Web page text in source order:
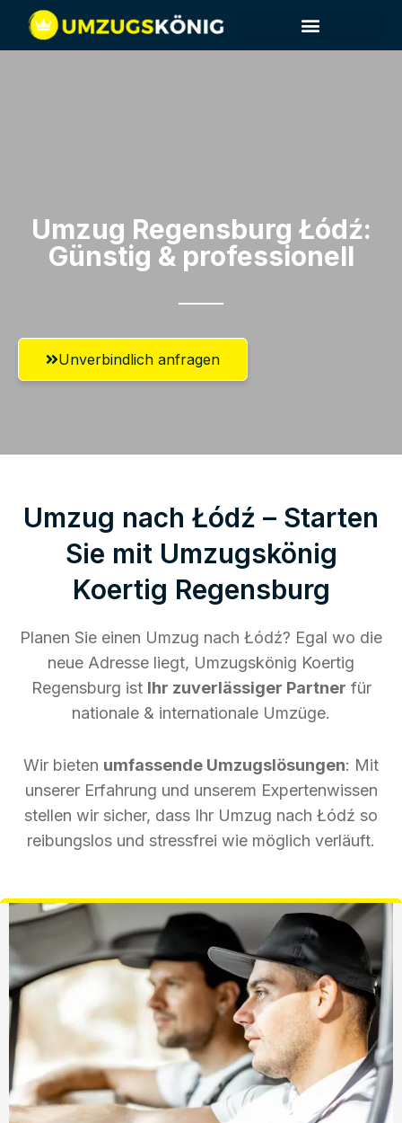
Umzug Regensburg​ Łódź:
Günstig & professionell​
Unverbindlich anfragen
Umzug nach Łódź – Starten
Sie mit Umzugskönig
Koertig Regensburg
Planen Sie einen Umzug nach Łódź? Egal wo die
neue Adresse liegt, Umzugskönig Koertig
Regensburg ist Ihr zuverlässiger Partner für
nationale & internationale Umzüge.
Wir bieten umfassende Umzugslösungen: Mit
unserer Erfahrung und unserem Expertenwissen
stellen wir sicher, dass Ihr Umzug nach Łódź so
reibungslos und stressfrei wie möglich verläuft.